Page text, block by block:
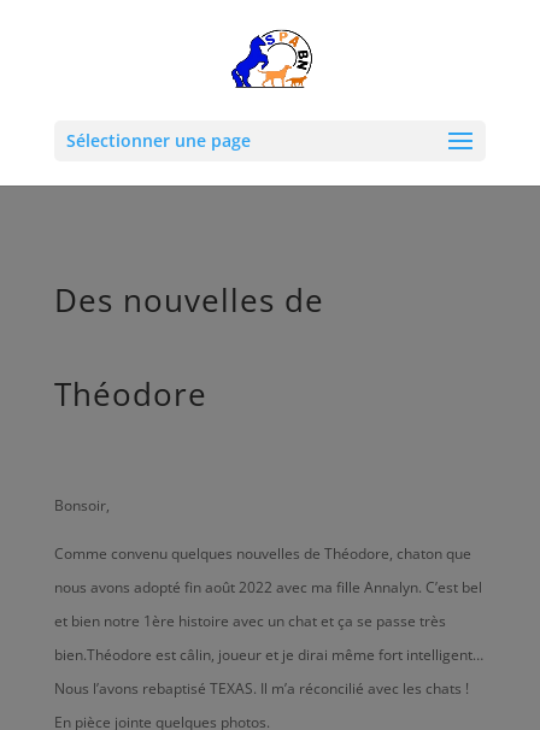
Sélectionner une page
Des nouvelles de
Théodore
Bonsoir,
Comme convenu quelques nouvelles de Théodore, chaton que
nous avons adopté fin août 2022 avec ma fille Annalyn. C’est bel
et bien notre 1ère histoire avec un chat et ça se passe très
bien.Théodore est câlin, joueur et je dirai même fort intelligent…
Nous l’avons rebaptisé TEXAS. Il m’a réconcilié avec les chats !
En pièce jointe quelques photos.